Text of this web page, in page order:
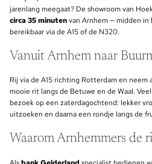
jarenlang meegaat? De showroom van
circa 35 minutenvan Arnhem — midden
bereikbaar via de A15 of de N320.
Vanuit Arnhem naar
Rij via de A15 richting Rotterdam en neem
mooie rit langs de Betuwe en de Waal.
bezoek op een zaterdagochtend: lekker
uitzoeken en daarna een rondje langs de
Waarom Arnhemmers de